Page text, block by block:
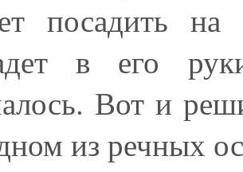
посадить на
в его
Вот и
из речных